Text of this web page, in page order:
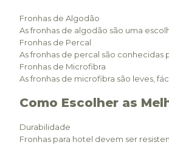
Fronhas de Algodão
As fronhas de algodão são uma
Fronhas de Percal
As fronhas de percal são conhecidas
Fronhas de Microfibra
As fronhas de microfibra são leves,
Como Escolher as
Durabilidade
Fronhas para hotel devem ser